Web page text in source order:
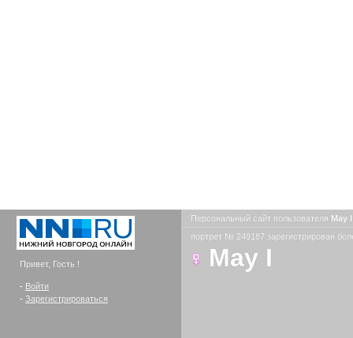
Привет, Гость !
- Войти
- Зарегистрироваться
Персональный сайт пользователя May
портрет № 249187 зарегистрирован
May I